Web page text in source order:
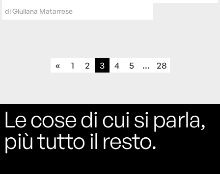
diGiuliana Matarrese
« 1 2 3 4 5 ... 28
Le cose di cui si parla,
più tutto il resto.